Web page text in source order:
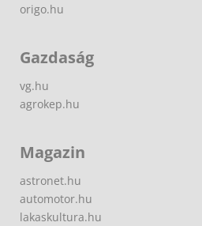
origo.hu
Gazdaság
vg.hu
agrokep.hu
Magazin
astronet.hu
automotor.hu
lakaskultura.hu